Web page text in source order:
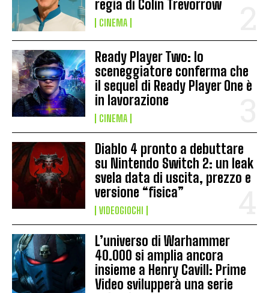
regia di Colin Trevorrow
CINEMA
Ready Player Two: lo
sceneggiatore conferma che
il sequel di Ready Player One è
in lavorazione
CINEMA
Diablo 4 pronto a debuttare
su Nintendo Switch 2: un leak
svela data di uscita, prezzo e
versione “fisica”
VIDEOGIOCHI
L’universo di Warhammer
40.000 si amplia ancora
insieme a Henry Cavill: Prime
Video svilupperà una serie